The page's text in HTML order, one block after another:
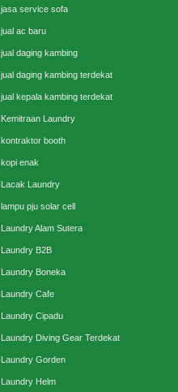
jasa service sofa
jual ac baru
jual daging kambing
jual daging kambing terdekat
jual kepala kambing terdekat
Kemitraan Laundry
kontraktor booth
kopi enak
Lacak Laundry
lampu pju solar cell
Laundry Alam Sutera
Laundry B2B
Laundry Boneka
Laundry Cafe
Laundry Cipadu
Laundry Diving Gear Terdekat
Laundry Gorden
Laundry Helm